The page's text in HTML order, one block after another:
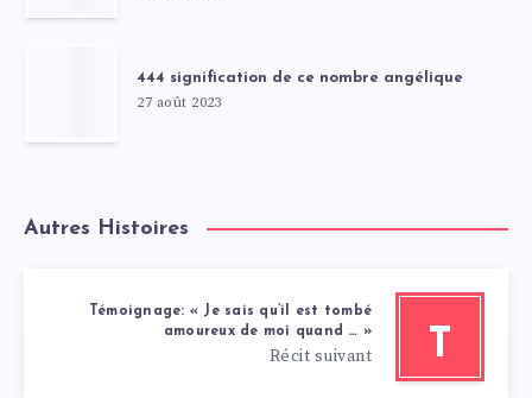
444 signification de ce nombre angélique
27 août 2023
Autres Histoires
T
Témoignage: « Je sais qu’il est tombé
amoureux de moi quand … »
Récit suivant